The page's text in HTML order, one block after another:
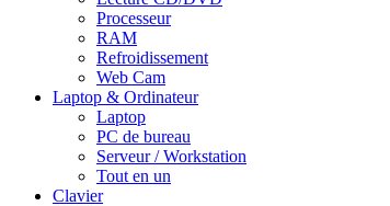
Processeur
RAM
Refroidissement
Web Cam
Laptop & Ordinateur
Laptop
PC de bureau
Serveur / Workstation
Tout en un
Clavier